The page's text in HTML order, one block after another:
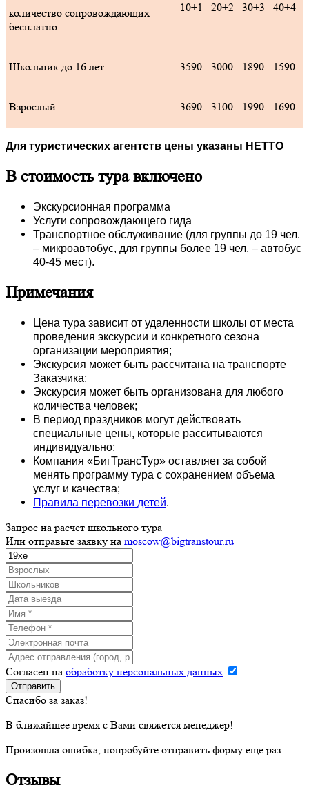
количество сопровождающих
бесплатно
10+1 20+2 30+3 40+4
Школьник до 16 лет 3590 3000 1890 1590
Взрослый 3690 3100 1990 1690
Для туристических агентств цены указаны НЕТТО
В стоимость тура включено
Экскурсионная программа
Услуги сопровождающего гида
Транспортное обслуживание (для группы до 19 чел.
– микроавтобус, для группы более 19 чел. – автобус
40-45 мест).
Примечания
Цена тура зависит от удаленности школы от места
проведения экскурсии и конкретного сезона
организации мероприятия;
Экскурсия может быть рассчитана на транспорте
Заказчика;
Экскурсия может быть организована для любого
количества человек;
В период праздников могут действовать
специальные цены, которые расситываются
индивидуально;
Компания «БигТрансТур» оставляет за собой
менять программу тура с сохранением объема
услуг и качества;
Правила перевозки детей.
Запрос на расчет школьного тура
Или отправьте заявку на moscow@bigtranstour.ru
Согласен на обработку персональных данных
Спасибо за заказ!
В ближайшее время с Вами свяжется менеджер!
Произошла ошибка, попробуйте отправить форму еще раз.
Отзывы